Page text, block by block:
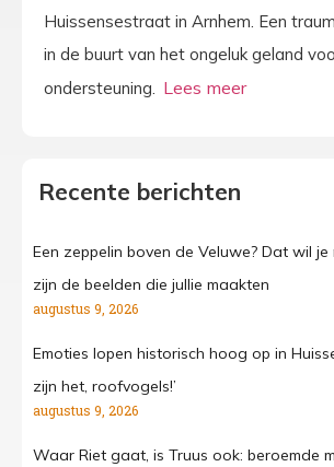
Huissensestraat in Arnhem. Een
in de buurt van het ongeluk geland
ondersteuning.
Recente berichten
Een zeppelin boven de Veluwe? Dat wil je
zijn de beelden die jullie maakten
augustus 9, 2026
Emoties lopen historisch hoog op in
zijn het, roofvogels!’
augustus 9, 2026
Waar Riet gaat, is Truus ook: beroemde